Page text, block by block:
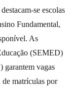
se escolas
Fundamental,
As
(SEMED)
garantem vagas
de matrículas por